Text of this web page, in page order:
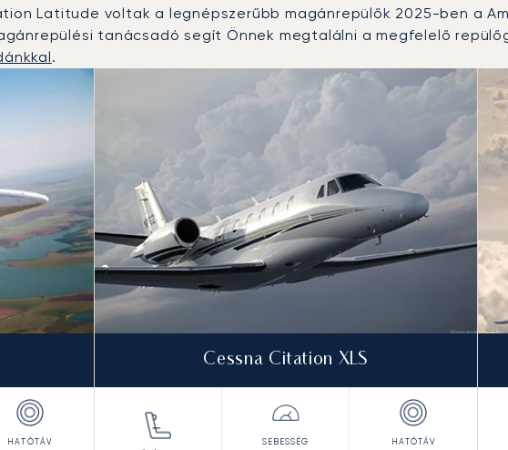
Latitude voltak a legnépszerűbb magánrepülők 2025-ben a
tanácsadó segít Önnek megtalálni a megfelelő
.
típus a repülési forgalom száma alapján 2025-ben
(km)
Cessna Citation XLS